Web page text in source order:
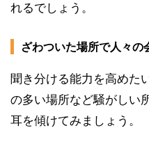
れるでしょう。
ざわついた場所で人々の
聞き分ける能力を高めた
の多い場所など騒がしい
耳を傾けてみましょう。